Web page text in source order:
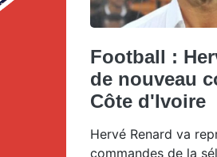
Football :
de nouveau
Côte d'Ivoire
Hervé Renard va
commandes de la